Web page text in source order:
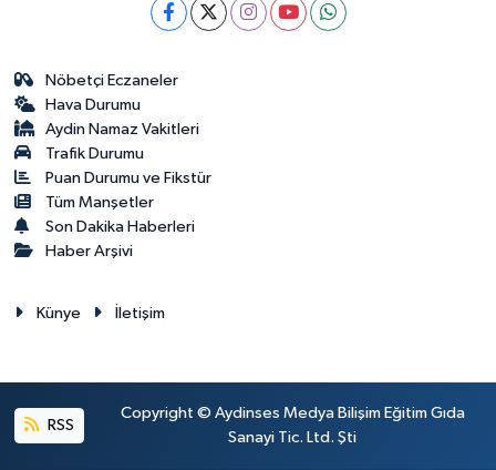
Nöbetçi Eczaneler
Hava Durumu
Aydin Namaz Vakitleri
Trafik Durumu
Puan Durumu ve Fikstür
Tüm Manşetler
Son Dakika Haberleri
Haber Arşivi
Künye İletişim
RSS
Copyright © Aydinses Medya Bilişim Eğitim Gıda
Sanayi Tic. Ltd. Şti